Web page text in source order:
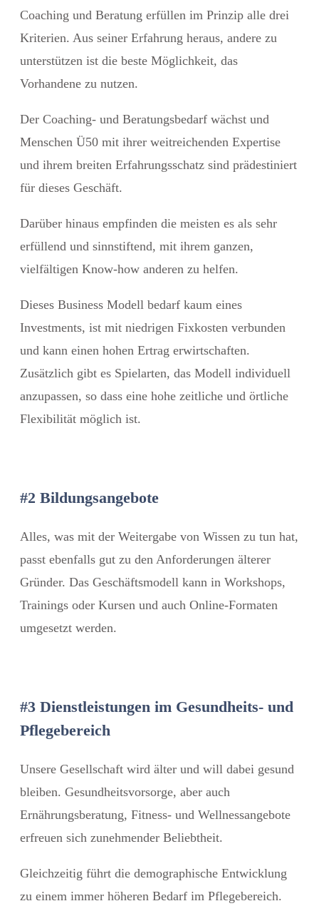
Coaching und Beratung erfüllen im Prinzip alle drei
Kriterien. Aus seiner Erfahrung heraus, andere zu
unterstützen ist die beste Möglichkeit, das
Vorhandene zu nutzen.
Der Coaching- und Beratungsbedarf wächst und
Menschen Ü50 mit ihrer weitreichenden Expertise
und ihrem breiten Erfahrungsschatz sind prädestiniert
für dieses Geschäft.
Darüber hinaus empfinden die meisten es als sehr
erfüllend und sinnstiftend, mit ihrem ganzen,
vielfältigen Know-how anderen zu helfen.
Dieses Business Modell bedarf kaum eines
Investments, ist mit niedrigen Fixkosten verbunden
und kann einen hohen Ertrag erwirtschaften.
Zusätzlich gibt es Spielarten, das Modell individuell
anzupassen, so dass eine hohe zeitliche und örtliche
Flexibilität möglich ist.
#2 Bildungsangebote
Alles, was mit der Weitergabe von Wissen zu tun hat,
passt ebenfalls gut zu den Anforderungen älterer
Gründer. Das Geschäftsmodell kann in Workshops,
Trainings oder Kursen und auch Online-Formaten
umgesetzt werden.
#3 Dienstleistungen im Gesundheits- und
Pflegebereich
Unsere Gesellschaft wird älter und will dabei gesund
bleiben. Gesundheitsvorsorge, aber auch
Ernährungsberatung, Fitness- und Wellnessangebote
erfreuen sich zunehmender Beliebtheit.
Gleichzeitig führt die demographische Entwicklung
zu einem immer höheren Bedarf im Pflegebereich.